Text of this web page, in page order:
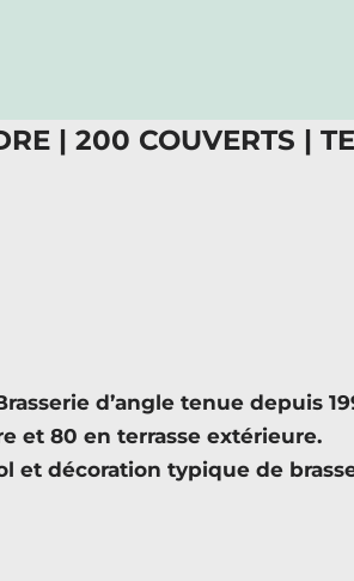
| 200 COUVERTS |
d’angle tenue depuis
et 80 en terrasse extérieure.
et décoration typique de